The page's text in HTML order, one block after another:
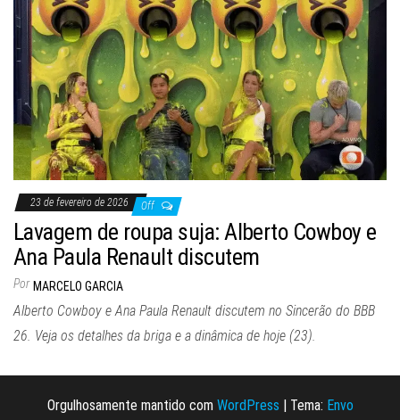
23 de fevereiro de 2026 Off
Lavagem de roupa suja: Alberto Cowboy e
Ana Paula Renault discutem
Por MARCELO GARCIA
Alberto Cowboy e Ana Paula Renault discutem no Sincerão do BBB
26. Veja os detalhes da briga e a dinâmica de hoje (23).
Orgulhosamente mantido com WordPress | Tema: Envo